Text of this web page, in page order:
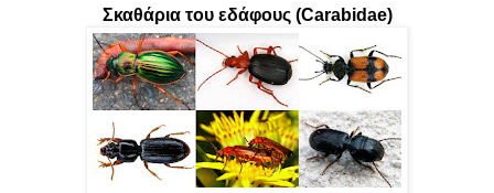
Σκαθάρια του εδάφους (Carabidae)